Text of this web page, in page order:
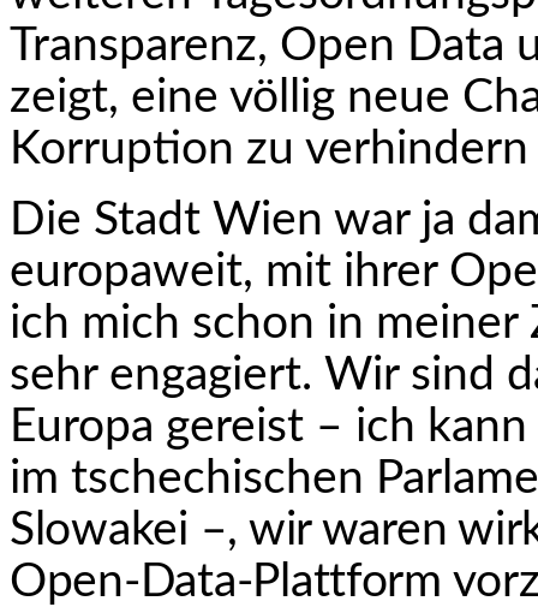
Transparenz, Open Data
zeigt, eine völlig neue
Korruption zu
Die Stadt Wien war ja
europaweit, mit ihrer
ich mich schon in
sehr engagiert. Wir sind
Europa gereist – ich
im tschechischen
Slowakei –, wir waren
Open-Data-Plattform